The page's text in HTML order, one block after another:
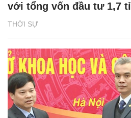
THỜI SỰ
với tổng vốn đầu tư 1,7 tỉ